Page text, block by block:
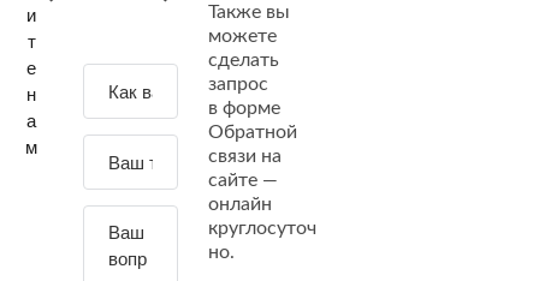
и
т
е
н
а
м
Также вы
можете
сделать
запрос
в форме
Обратной
связи на
сайте —
онлайн
круглосуточ
но.